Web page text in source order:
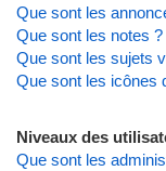
Que sont les
Que sont les notes ?
Que sont les sujets
Que sont les icônes
Niveaux des
Que sont les